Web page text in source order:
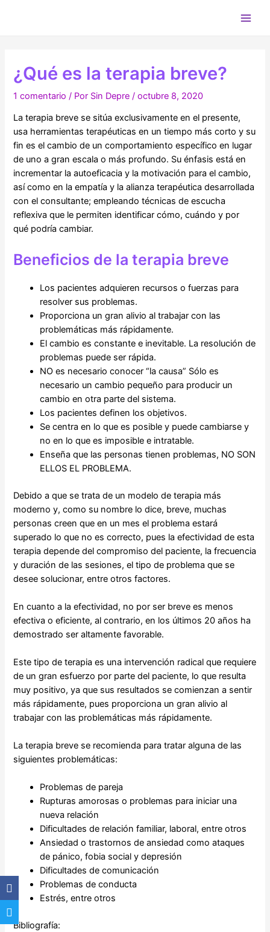
¿Qué es la terapia breve?
1 comentario / Por Sin Depre /octubre 8, 2020
La terapia breve se sitúa exclusivamente en el presente,
usa herramientas terapéuticas en un tiempo más corto y su
fin es el cambio de un comportamiento específico en lugar
de uno a gran escala o más profundo. Su énfasis está en
incrementar la autoeficacia y la motivación para el cambio,
así como en la empatía y la alianza terapéutica desarrollada
con el consultante; empleando técnicas de escucha
reflexiva que le permiten identificar cómo, cuándo y por
qué podría cambiar.
Beneficios de la terapia breve
Los pacientes adquieren recursos o fuerzas para
resolver sus problemas.
Proporciona un gran alivio al trabajar con las
problemáticas más rápidamente.
El cambio es constante e inevitable. La resolución de
problemas puede ser rápida.
NO es necesario conocer “la causa” Sólo es
necesario un cambio pequeño para producir un
cambio en otra parte del sistema.
Los pacientes definen los objetivos.
Se centra en lo que es posible y puede cambiarse y
no en lo que es imposible e intratable.
Enseña que las personas tienen problemas, NO SON
ELLOS EL PROBLEMA.
Debido a que se trata de un modelo de terapia más
moderno y, como su nombre lo dice, breve, muchas
personas creen que en un mes el problema estará
superado lo que no es correcto, pues la efectividad de esta
terapia depende del compromiso del paciente, la frecuencia
y duración de las sesiones, el tipo de problema que se
desee solucionar, entre otros factores.
En cuanto a la efectividad, no por ser breve es menos
efectiva o eficiente, al contrario, en los últimos 20 años ha
demostrado ser altamente favorable.
Este tipo de terapia es una intervención radical que requiere
de un gran esfuerzo por parte del paciente, lo que resulta
muy positivo, ya que sus resultados se comienzan a sentir
más rápidamente, pues proporciona un gran alivio al
trabajar con las problemáticas más rápidamente.
La terapia breve se recomienda para tratar alguna de las
siguientes problemáticas:
Problemas de pareja
Rupturas amorosas o problemas para iniciar una
nueva relación
Dificultades de relación familiar, laboral, entre otros
Ansiedad o trastornos de ansiedad como ataques
de pánico, fobia social y depresión
Dificultades de comunicación
Problemas de conducta
Estrés, entre otros
Bibliografía: